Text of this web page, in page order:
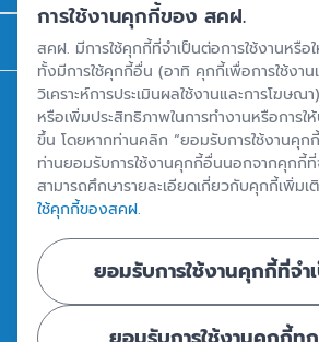
ติดต่อ สคฝ.
สถาบันคุ้มครองเงินฝาก
อาคารเอสเจ อินฟินิท วัน บิสซิเนสคอมเพล็กซ์
ถนนวิภาวดีรังสิต แขวงจอมพล เขตจตุจักร ก
ศูนย์ข้อมูลคุ้มครองเงินฝาก
การใช้งานคุกกี้ของ สคฝ.
สคฝ. มีการใช้คุกกี้ที่จำเป็นต่อการใช้งานหรือ
ทั้งมีการใช้คุกกี้อื่น (อาทิ คุกกี้เพื่อการใช้งา
วิเคราะห์การประเมินผลใช้งานและการโฆษ
หรือเพิ่มประสิทธิภาพในการทำงานหรือการใ
ขึ้น โดยหากท่านคลิก “ยอมรับการใช้งานคุก
ท่านยอมรับการใช้งานคุกกี้อื่นนอกจากคุกกี้
สามารถศึกษารายละเอียดเกี่ยวกับคุกกี้เพิ่มเ
ใช้คุกกี้ของสคฝ.
ยอมรับการใช้งานคุกกี้ที่จำ